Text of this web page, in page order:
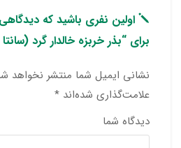
اولین نفری باشید که
برای “بذر خربزه خالدار گرد
نشانی ایمیل شما منتشر نخواهد
علامت‌گذاری شده‌اند *
دیدگاه شما